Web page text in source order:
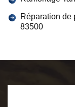
Réparation de
83500